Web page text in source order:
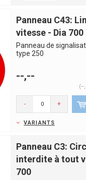
Panneau C43:
vitesse - Dia 700
Panneau de
type 250
--,--
- +
VARIANTS
Panneau C3:
interdite à tout
700